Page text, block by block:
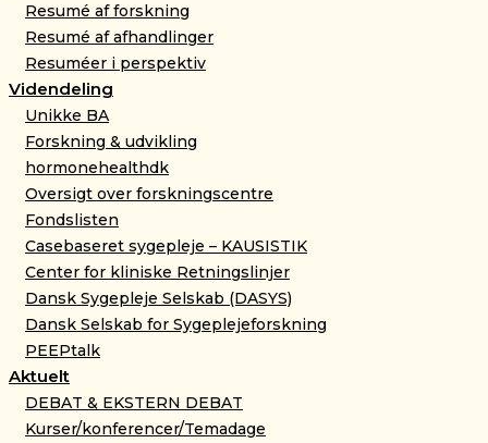
Resumé af forskning
Resumé af afhandlinger
Resuméer i perspektiv
Videndeling
Unikke BA
Forskning & udvikling
hormonehealthdk
Oversigt over forskningscentre
Fondslisten
Casebaseret sygepleje – KAUSISTIK
Center for kliniske Retningslinjer
Dansk Sygepleje Selskab (DASYS)
Dansk Selskab for Sygeplejeforskning
PEEPtalk
Aktuelt
DEBAT & EKSTERN DEBAT
Kurser/konferencer/Temadage